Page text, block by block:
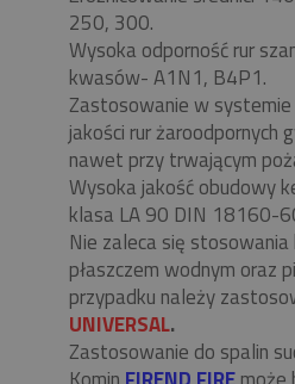
250, 300.
Wysoka odporność rur
kwasów- A1N1, B4P1.
Zastosowanie w systemie
jakości rur żaroodpornych
nawet przy trwającym
Wysoka jakość obudowy
klasa LA 90 DIN 18160-
Nie zaleca się
płaszczem wodnym oraz
przypadku należy
UNIVERSAL.
Zastosowanie do spalin